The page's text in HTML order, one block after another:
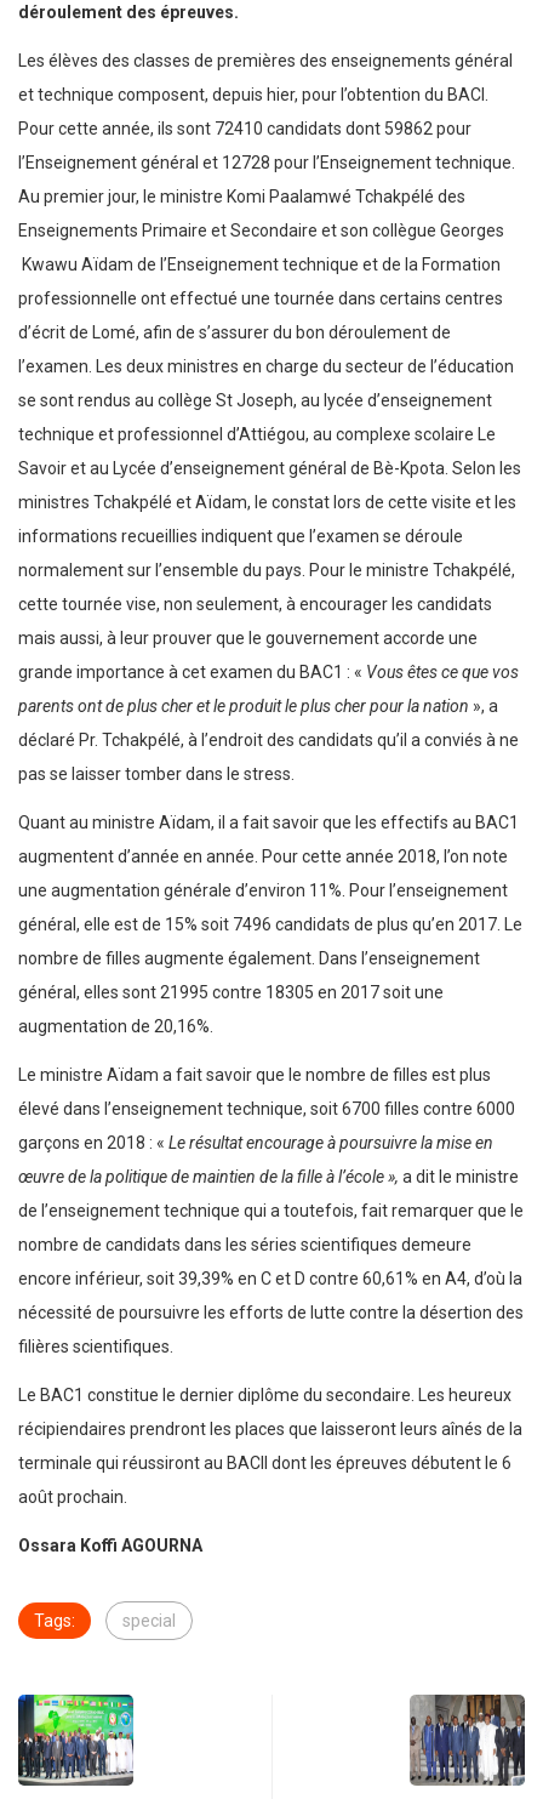
déroulement des épreuves.
Les élèves des classes de premières des enseignements général
et technique composent, depuis hier, pour l’obtention du BACI.
Pour cette année, ils sont 72410 candidats dont 59862 pour
l’Enseignement général et 12728 pour l’Enseignement technique.
Au premier jour, le ministre Komi Paalamwé Tchakpélé des
Enseignements Primaire et Secondaire et son collègue Georges
Kwawu Aïdam de l’Enseignement technique et de la Formation
professionnelle ont effectué une tournée dans certains centres
d’écrit de Lomé, afin de s’assurer du bon déroulement de
l’examen. Les deux ministres en charge du secteur de l’éducation
se sont rendus au collège St Joseph, au lycée d’enseignement
technique et professionnel d’Attiégou, au complexe scolaire Le
Savoir et au Lycée d’enseignement général de Bè-Kpota. Selon les
ministres Tchakpélé et Aïdam, le constat lors de cette visite et les
informations recueillies indiquent que l’examen se déroule
normalement sur l’ensemble du pays. Pour le ministre Tchakpélé,
cette tournée vise, non seulement, à encourager les candidats
mais aussi, à leur prouver que le gouvernement accorde une
grande importance à cet examen du BAC1 : « Vous êtes ce que vos
parents ont de plus cher et le produit le plus cher pour la nation », a
déclaré Pr. Tchakpélé, à l’endroit des candidats qu’il a conviés à ne
pas se laisser tomber dans le stress.
Quant au ministre Aïdam, il a fait savoir que les effectifs au BAC1
augmentent d’année en année. Pour cette année 2018, l’on note
une augmentation générale d’environ 11%. Pour l’enseignement
général, elle est de 15% soit 7496 candidats de plus qu’en 2017. Le
nombre de filles augmente également. Dans l’enseignement
général, elles sont 21995 contre 18305 en 2017 soit une
augmentation de 20,16%.
Le ministre Aïdam a fait savoir que le nombre de filles est plus
élevé dans l’enseignement technique, soit 6700 filles contre 6000
garçons en 2018 : « Le résultat encourage à poursuivre la mise en
œuvre de la politique de maintien de la fille à l’école », a dit le ministre
de l’enseignement technique qui a toutefois, fait remarquer que le
nombre de candidats dans les séries scientifiques demeure
encore inférieur, soit 39,39% en C et D contre 60,61% en A4, d’où la
nécessité de poursuivre les efforts de lutte contre la désertion des
filières scientifiques.
Le BAC1 constitue le dernier diplôme du secondaire. Les heureux
récipiendaires prendront les places que laisseront leurs aînés de la
terminale qui réussiront au BACII dont les épreuves débutent le 6
août prochain.
Ossara Koffi AGOURNA
Tags: special